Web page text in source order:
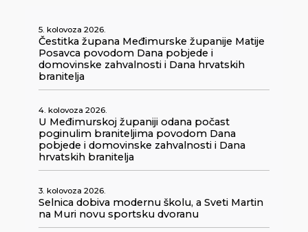
5. kolovoza 2026.
Čestitka župana Međimurske županije Matije
Posavca povodom Dana pobjede i
domovinske zahvalnosti i Dana hrvatskih
branitelja
4. kolovoza 2026.
U Međimurskoj županiji odana počast
poginulim braniteljima povodom Dana
pobjede i domovinske zahvalnosti i Dana
hrvatskih branitelja
3. kolovoza 2026.
Selnica dobiva modernu školu, a Sveti Martin
na Muri novu sportsku dvoranu